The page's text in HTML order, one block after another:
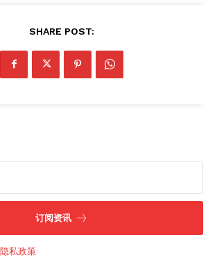
SHARE POST:
订阅资讯
隐私政策